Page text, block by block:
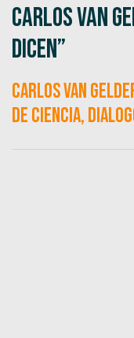
Carlos Van
dicen”
Carlos Van
de ciencia,